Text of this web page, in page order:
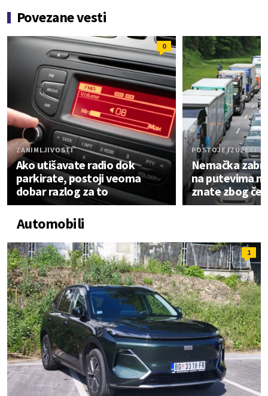
Povezane vesti
0
ZANIMLJIVOSTI
Ako utišavate radio dok
parkirate, postoji veoma
dobar razlog za to
POSTOJE IZUZECI
Nemačka
na putevima
znate zbog
Automobili
1